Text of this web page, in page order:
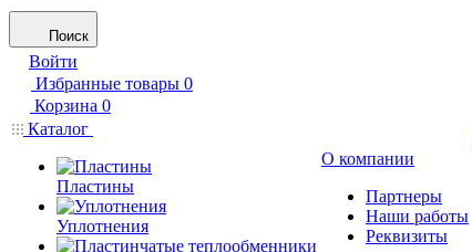
Поиск
Войти
Избранные товары 0
Корзина 0
Каталог
Пластины
Уплотнения
О компании
Партнеры
Наши работы
Реквизиты